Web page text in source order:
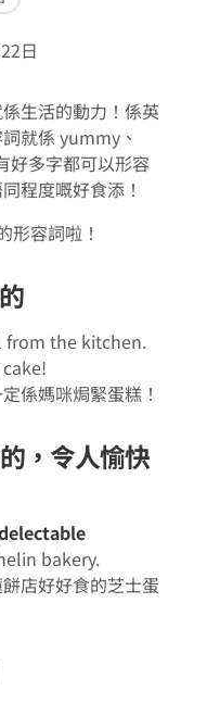
日
生活的動力！係英
就係 yummy、
多字都可以形容
程度嘅好食添！
形容詞啦！
from the kitchen.
係媽咪焗緊蛋糕！
，令人愉快
bakery.
店好好食的芝士蛋